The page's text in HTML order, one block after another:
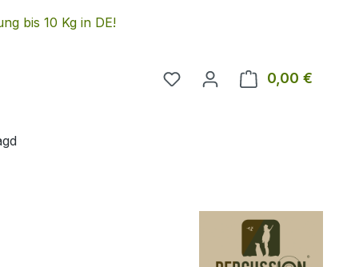
bis 10 Kg in DE!
Du hast 0 Produkte auf
0,00 €